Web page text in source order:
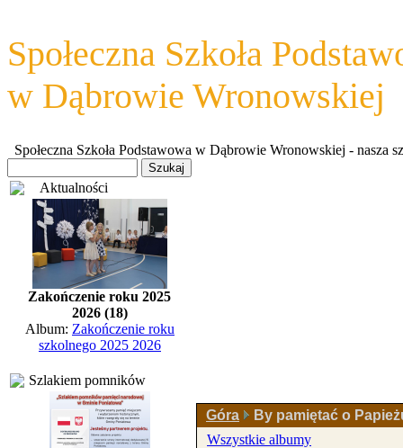
Społeczna Szkoła
w Dąbrowie Wronowskiej
Społeczna Szkoła Podstawowa w Dąbrowie Wronowskiej - nasza
Aktualności
Zakończenie roku 2025
2026 (18)
Album: Zakończenie roku
szkolnego 2025 2026
Szlakiem pomników
Góra
By pamiętać o
Wszystkie albumy